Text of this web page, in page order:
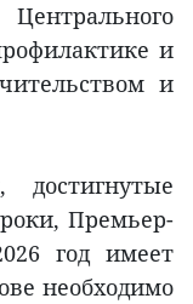
и
и
достигнутые
Премьер-
год имеет
необходимо